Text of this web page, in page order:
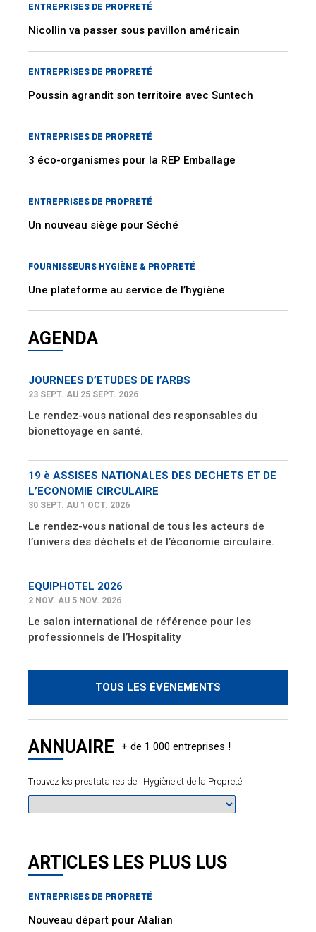
ENTREPRISES DE PROPRETÉ
Nicollin va passer sous pavillon américain
ENTREPRISES DE PROPRETÉ
Poussin agrandit son territoire avec Suntech
ENTREPRISES DE PROPRETÉ
3 éco-organismes pour la REP Emballage
ENTREPRISES DE PROPRETÉ
Un nouveau siège pour Séché
FOURNISSEURS HYGIÈNE & PROPRETÉ
Une plateforme au service de l’hygiène
AGENDA
JOURNEES D’ETUDES DE l’ARBS
23 SEPT. AU 25 SEPT. 2026
Le rendez-vous national des responsables du
bionettoyage en santé.
19 è ASSISES NATIONALES DES DECHETS ET DE
L’ECONOMIE CIRCULAIRE
30 SEPT. AU 1 OCT. 2026
Le rendez-vous national de tous les acteurs de
l’univers des déchets et de l’économie circulaire.
EQUIPHOTEL 2026
2 NOV. AU 5 NOV. 2026
Le salon international de référence pour les
professionnels de l’Hospitality
TOUS LES ÉVÈNEMENTS
ANNUAIRE
Trouvez les prestataires de l'Hygiène et de la Propreté
ARTICLES LES PLUS LUS
ENTREPRISES DE PROPRETÉ
Nouveau départ pour Atalian